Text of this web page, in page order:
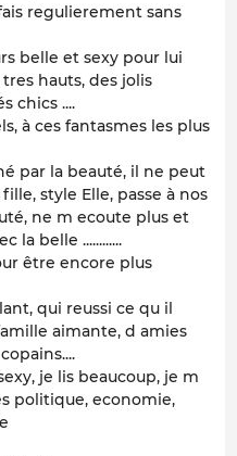
regulierement sans
belle et sexy pour lui
hauts, des jolis
chics ....
à ces fantasmes les plus
par la beauté, il ne peut
style Elle, passe à nos
ne m ecoute plus et
la belle ............
être encore plus
qui reussi ce qu il
aimante, d amies
je lis beaucoup, je m
politique, economie,